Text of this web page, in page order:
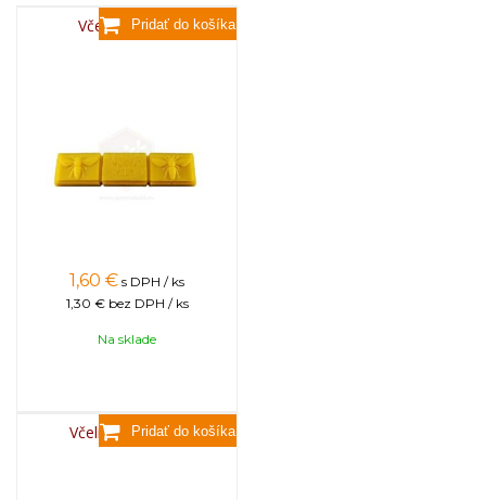
Včelí vosk,80g
1,60 € s DPH / ks
1,30 € bez DPH / ks
Na sklade
Včelí vosk, 3,5kg